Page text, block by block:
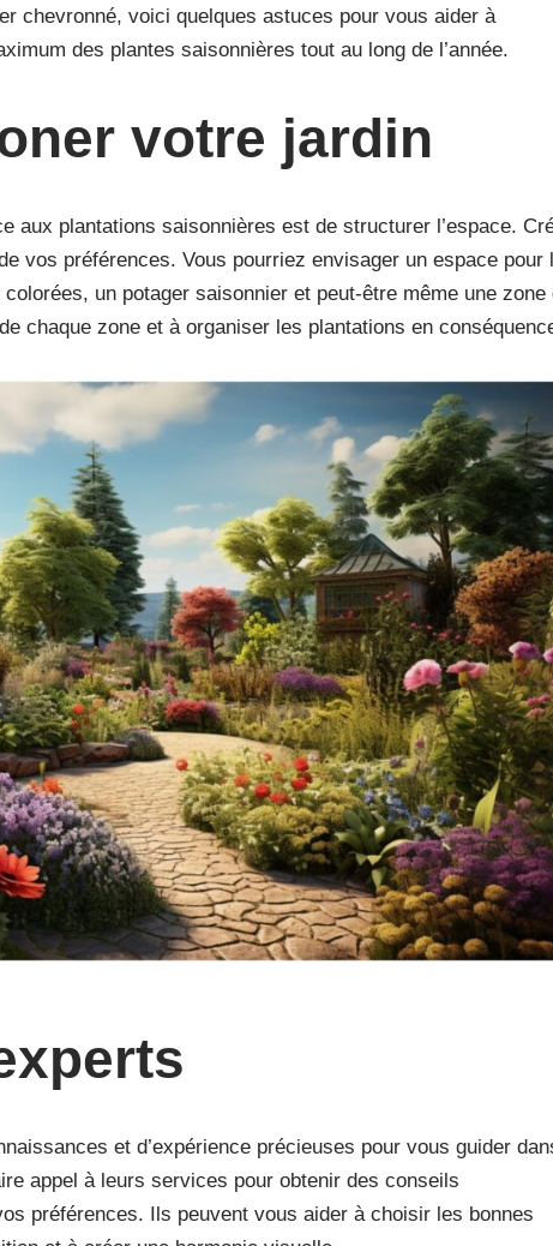
chevronné, voici quelques astuces pour vous aider à
des plantes saisonnières tout au long de l’année.
votre jardin
aux plantations saisonnières est de structurer l’espace.
vos préférences. Vous pourriez envisager un espace pour
un potager saisonnier et peut-être même une zone
chaque zone et à organiser les plantations en
et d’expérience précieuses pour vous guider
appel à leurs services pour obtenir des conseils
préférences. Ils peuvent vous aider à choisir les bonnes